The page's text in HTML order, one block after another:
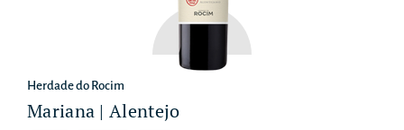
Herdade do Rocim
Mariana | Alentejo